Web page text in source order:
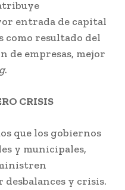
entrada de capital
como resultado del
de empresas, mejor
.
CRISIS
que los gobiernos
y municipales,
y crisis.